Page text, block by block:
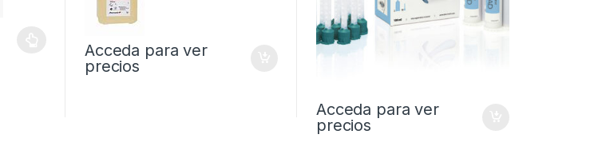
Acceda para ver
precios
Acceda para ver
precios